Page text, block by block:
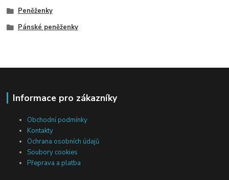
Peněženky
Pánské peněženky
Informace pro zákazníky
Obchodní podmínky
Kontakty
Ochrana osobních údajů
Soubory cookies
Přeprava a platba